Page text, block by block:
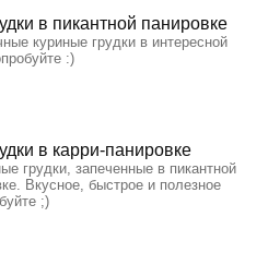
в пикантной панировке
куриные грудки в интересной
:)
в карри-панировке
грудки, запеченные в пикантной
Вкусное, быстрое и полезное
;)